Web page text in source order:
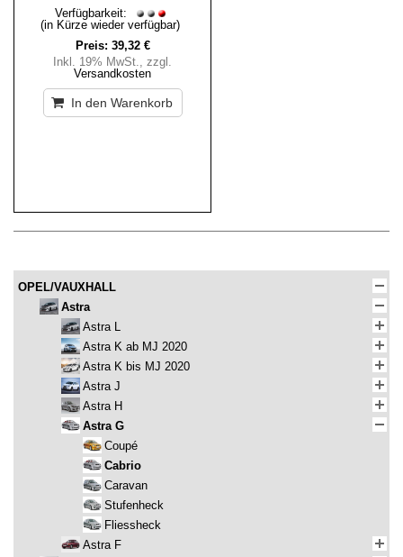
Verfügbarkeit:
(in Kürze wieder verfügbar)
Preis: 39,32 €
Inkl. 19% MwSt., zzgl.
Versandkosten
In den Warenkorb
OPEL/VAUXHALL
Astra
Astra L
Astra K ab MJ 2020
Astra K bis MJ 2020
Astra J
Astra H
Astra G
Coupé
Cabrio
Caravan
Stufenheck
Fliessheck
Astra F